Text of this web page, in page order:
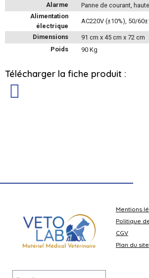
Alarme
Panne de courant,
Alimentation
électrique
AC220V (±10%), 50/
Dimensions
91 cm x 45 cm x 72 cm
Poids
90 Kg
Télécharger la fiche produit :
Mentions
Politique
CGV
Plan du site